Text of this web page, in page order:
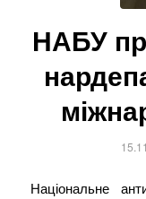
НАБУ
Національне